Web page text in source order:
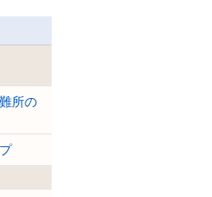
所の